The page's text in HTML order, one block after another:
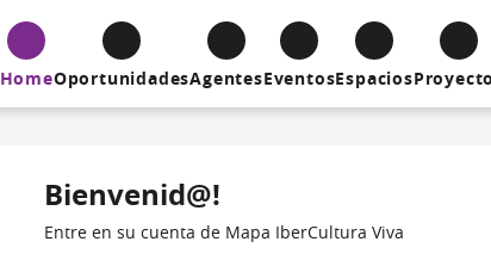
HomeOportunidadesAgentesEventosEspacios
Bienvenid@!
Entre en su cuenta de Mapa IberCultura Viva